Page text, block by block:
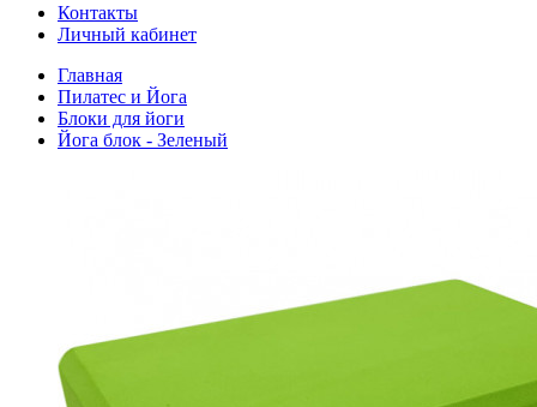
Контакты
Личный кабинет
Главная
Пилатес и Йога
Блоки для йоги
Йога блок - Зеленый